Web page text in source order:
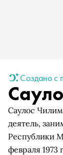
Создано с
Саулос
деятель,
Республики
февраля 1973